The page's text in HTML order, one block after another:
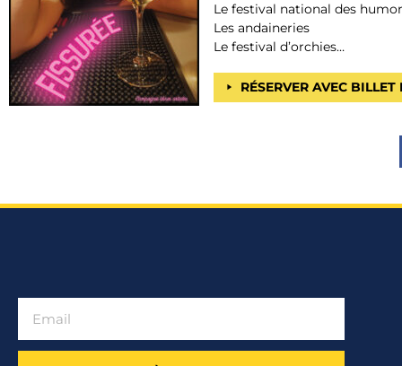
Le festival national des
Les andaineries
Le festival d’orchies…
RÉSERVER AVEC BILLET